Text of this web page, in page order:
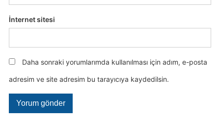
İnternet sitesi
Daha sonraki yorumlarımda kullanılması için adım, e-posta
adresim ve site adresim bu tarayıcıya kaydedilsin.